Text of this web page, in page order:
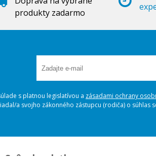
produkty zadarmo
s platnou legislatívou a zásadami ochrany
a svojho zákonného zástupcu (rodiča) o
Spôsoby platby